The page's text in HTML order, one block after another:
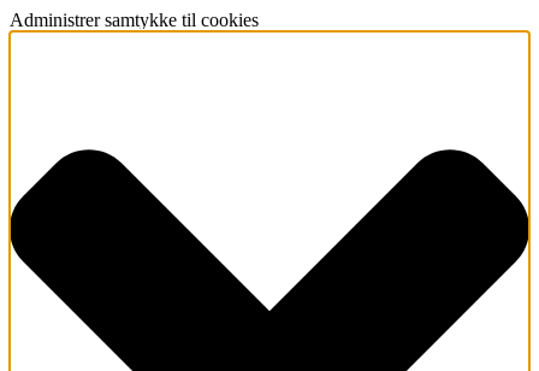
Administrer samtykke til cookies